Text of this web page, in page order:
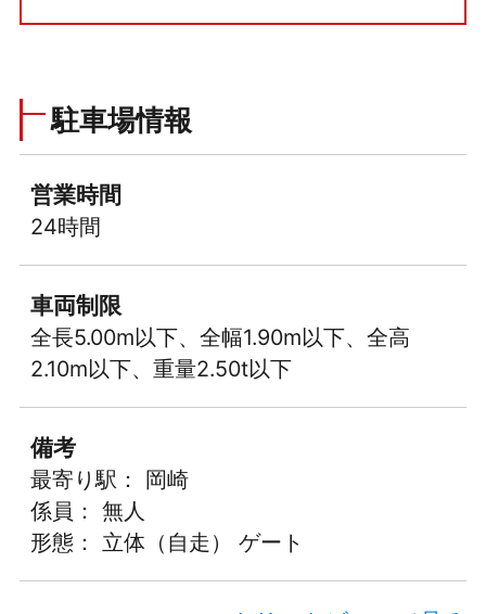
駐車場情報
営業時間
24時間
車両制限
全長5.00m以下、全幅1.90m以下、全高
2.10m以下、重量2.50t以下
備考
最寄り駅： 岡崎
係員： 無人
形態： 立体（自走） ゲート